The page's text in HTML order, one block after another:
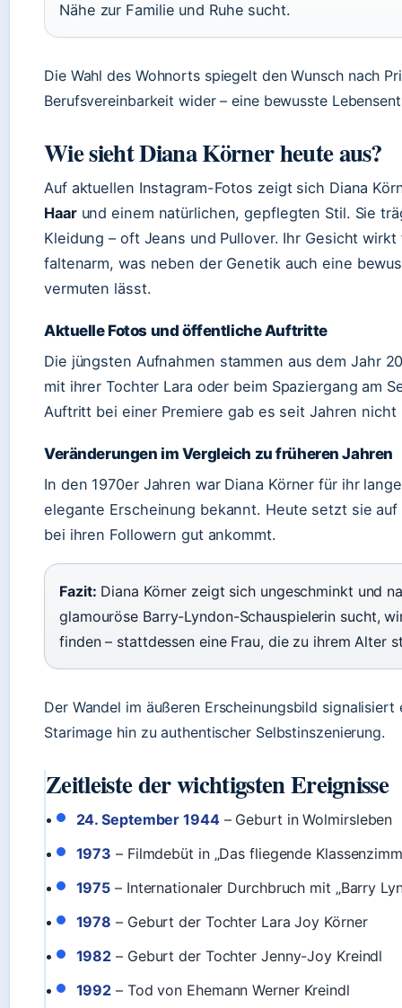
Nähe zur Familie und Ruhe sucht.
Die Wahl des Wohnorts spiegelt den Wunsch nach
Berufsvereinbarkeit wider – eine bewusste
Wie sieht Diana Körner heute aus?
Auf aktuellen Instagram-Fotos zeigt sich Diana
Haarund einem natürlichen, gepflegten Stil. Sie
Kleidung – oft Jeans und Pullover. Ihr Gesicht
faltenarm, was neben der Genetik auch eine
vermuten lässt.
Aktuelle Fotos und öffentliche Auftritte
Die jüngsten Aufnahmen stammen aus dem Jahr
mit ihrer Tochter Lara oder beim Spaziergang am
Auftritt bei einer Premiere gab es seit Jahren nicht
Veränderungen im Vergleich zu früheren Jahren
In den 1970er Jahren war Diana Körner für ihr
elegante Erscheinung bekannt. Heute setzt sie
bei ihren Followern gut ankommt.
Fazit: Diana Körner zeigt sich ungeschminkt und
glamouröse Barry-Lyndon-Schauspielerin sucht,
finden – stattdessen eine Frau, die zu ihrem Alter
Der Wandel im äußeren Erscheinungsbild
Starimage hin zu authentischer Selbstinszenierung.
Zeitleiste der wichtigsten Ereignisse
24. September 1944– Geburt in Wolmirsleben
1973 – Filmdebüt in „Das fliegende
1975 – Internationaler Durchbruch mit „Barry
1978 – Geburt der Tochter Lara Joy Körner
1982 – Geburt der Tochter Jenny-Joy Kreindl
1992 – Tod von Ehemann Werner Kreindl